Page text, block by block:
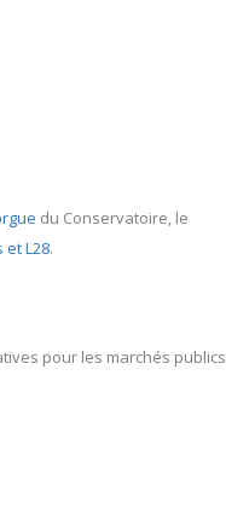
du Conservatoire, le
et L28.
pour les marchés publics